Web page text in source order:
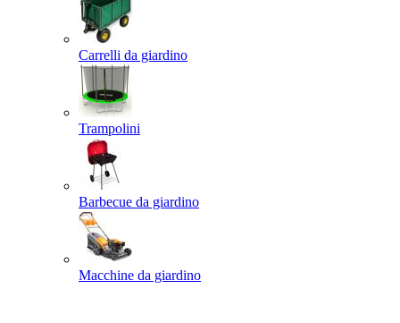
Carrelli da giardino
Trampolini
Barbecue da giardino
Macchine da giardino